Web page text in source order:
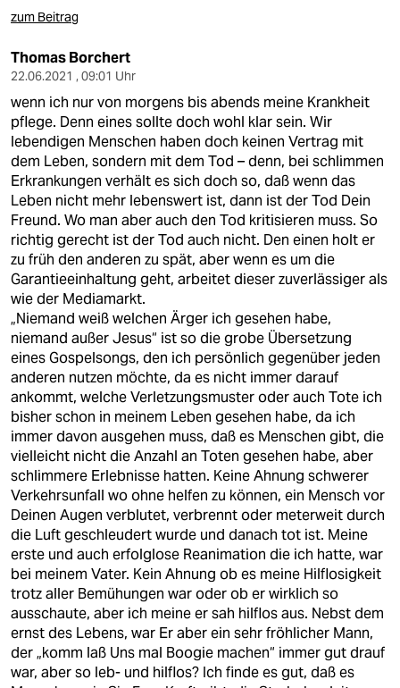
zum Beitrag
Thomas Borchert
22.06.2021 , 09:01 Uhr
wenn ich nur von morgens bis abends meine Krankheit
pflege. Denn eines sollte doch wohl klar sein. Wir
lebendigen Menschen haben doch keinen Vertrag mit
dem Leben, sondern mit dem Tod – denn, bei schlimmen
Erkrankungen verhält es sich doch so, daß wenn das
Leben nicht mehr lebenswert ist, dann ist der Tod Dein
Freund. Wo man aber auch den Tod kritisieren muss. So
richtig gerecht ist der Tod auch nicht. Den einen holt er
zu früh den anderen zu spät, aber wenn es um die
Garantieeinhaltung geht, arbeitet dieser zuverlässiger als
wie der Mediamarkt.
„Niemand weiß welchen Ärger ich gesehen habe,
niemand außer Jesus“ ist so die grobe Übersetzung
eines Gospelsongs, den ich persönlich gegenüber jeden
anderen nutzen möchte, da es nicht immer darauf
ankommt, welche Verletzungsmuster oder auch Tote ich
bisher schon in meinem Leben gesehen habe, da ich
immer davon ausgehen muss, daß es Menschen gibt, die
vielleicht nicht die Anzahl an Toten gesehen habe, aber
schlimmere Erlebnisse hatten. Keine Ahnung schwerer
Verkehrsunfall wo ohne helfen zu können, ein Mensch vor
Deinen Augen verblutet, verbrennt oder meterweit durch
die Luft geschleudert wurde und danach tot ist. Meine
erste und auch erfolglose Reanimation die ich hatte, war
bei meinem Vater. Kein Ahnung ob es meine Hilflosigkeit
trotz aller Bemühungen war oder ob er wirklich so
ausschaute, aber ich meine er sah hilflos aus. Nebst dem
ernst des Lebens, war Er aber ein sehr fröhlicher Mann,
der „komm laß Uns mal Boogie machen“ immer gut drauf
war, aber so leb- und hilflos? Ich finde es gut, daß es